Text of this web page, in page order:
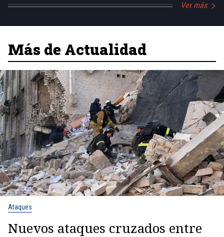
Ver más
Más de Actualidad
Ataques
Nuevos ataques cruzados entre